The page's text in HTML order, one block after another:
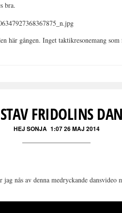
bra.
här gången. Inget taktikresonemang
FRIDOLINS
HEJ SONJA 1:07 26 MAJ 2014
nås av denna medryckande dansvideo